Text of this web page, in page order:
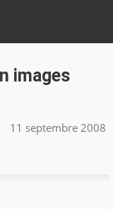
images
11 septembre 2008